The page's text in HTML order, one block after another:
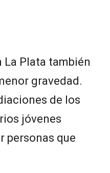
La Plata también
gravedad.
de los
jóvenes
personas que